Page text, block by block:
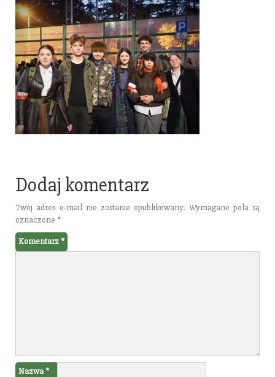
Dodaj komentarz
Twój adres e-mail nie zostanie opublikowany. Wymagane pola są
oznaczone *
Komentarz*
Nazwa*